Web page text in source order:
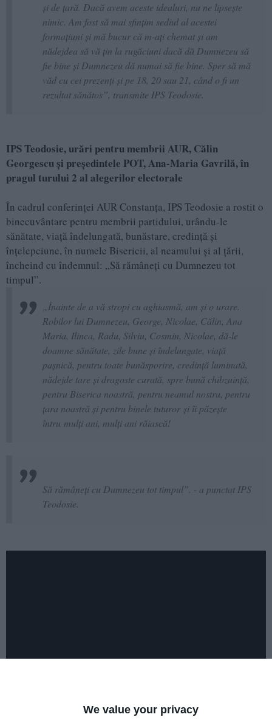
We value your privacy
și de țară. Dacă avem aceste idealuri, nu ne lipsește
nimic. Am fost să mai sfințim sediul al acestei
formațiuni și mă bucur că m-ați chemat și am
nădejdea să vă țin la rugăciuni dacă dă Dumnezeu să
fie bine și Dumnezeu dă numai să fie bine. Sper să mă
văd cu cei prezenți și pe 18, 20 sau 21, când o fi un
rezultat sănătos”, transmite IPS Teodosie.
IPS Teodosie, urări pentru membrii AUR, Călin
Georgescu și președintele POT, Ana-Maria Gavrilă, în
pragul turului 2 al alegerilor electorale
În cadrul conferinței AUR Constanța, IPS Teodosie a rostit o
binecuvântare pentru membrii partidului, urându-le
sănătate, viață îndelungată, bunăstare, credință și
înțelepciune, în numele Bisericii, al neamului și al țării,
încheind cu îndemnul: „Să rămâneți cu Dumnezeu tot
timpul”.
„Înainte de a vă stropi cu aghiasmă, am și o urare.
Robilor lui Dumnezeu, George, Nicolae, Călin, Ana
Maria, Ilinca, Radu, Silviu, Cosmin, Nicolae, dă-le
doamne sănătate, zile bune și îndelungate, viață
pașnică, pentru toate bunăsporire, credință luminată,
nădejde tare și dragoste curată, spre bună chibzuință,
pentru Biserica noastră, pentru neamul nostru, pentru
țara noastră și pentru binele tuturor și îi păzește
întru mulți ani, mulți ani răiască!
Să rămâneți cu Dumnezeu tot timpul”. - a punctat IPS
Teodosie.